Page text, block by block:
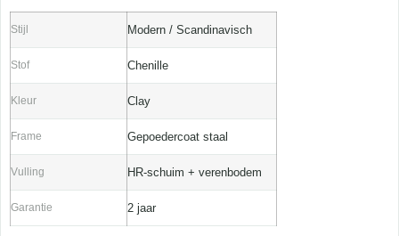
Stijl Modern / Scandinavisch
Stof Chenille
Kleur Clay
Frame Gepoedercoat staal
Vulling HR-schuim + verenbodem
Garantie 2 jaar